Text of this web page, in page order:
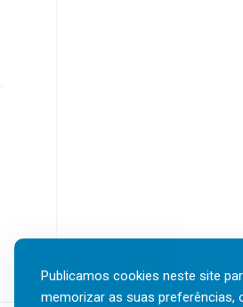
Publicamos cookies neste site
memorizar as suas preferências,